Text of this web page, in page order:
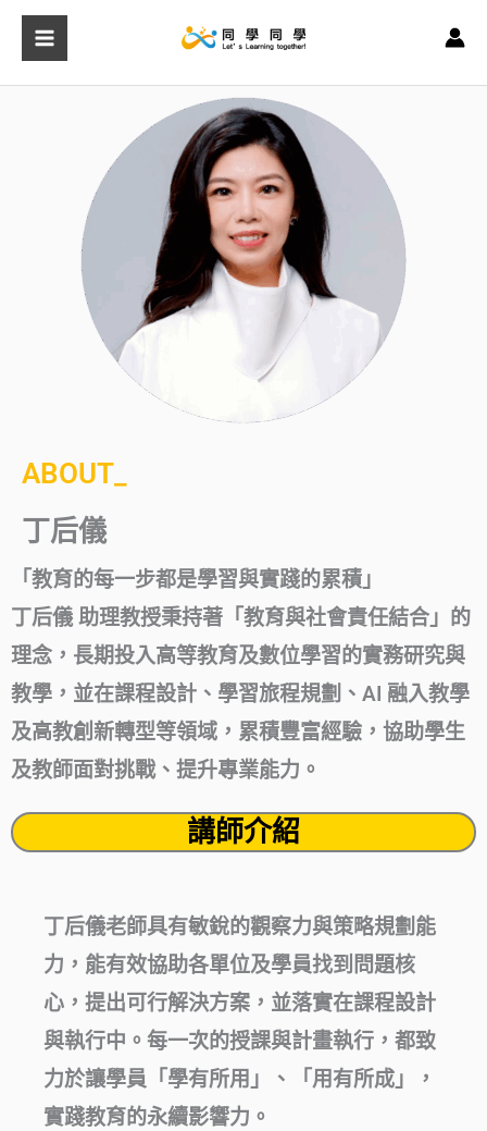
ABOUT_
丁后儀
「教育的每一步都是學習與實踐的累積」
丁后儀 助理教授秉持著「教育與社會責任結合」的
理念，長期投入高等教育及數位學習的實務研究與
教學，並在課程設計、學習旅程規劃、AI 融入教學
及高教創新轉型等領域，累積豐富經驗，協助學生
及教師面對挑戰、提升專業能力。
講師介紹
丁后儀老師具有敏銳的觀察力與策略規劃能
力，能有效協助各單位及學員找到問題核
心，提出可行解決方案，並落實在課程設計
與執行中。每一次的授課與計畫執行，都致
力於讓學員「學有所用」、「用有所成」，
實踐教育的永續影響力。